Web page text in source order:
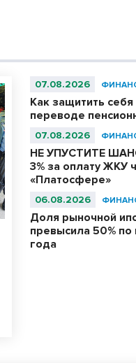
07.08.2026
Как защитить
переводе
07.08.2026
НЕ УПУСТИТЕ
3% за оплату ЖКУ
«Платосфере»
06.08.2026
Доля рыночной
превысила 50%
года